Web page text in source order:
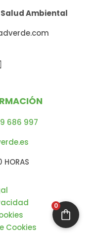
Salud Ambiental
686 997
HORAS
Cookies
0